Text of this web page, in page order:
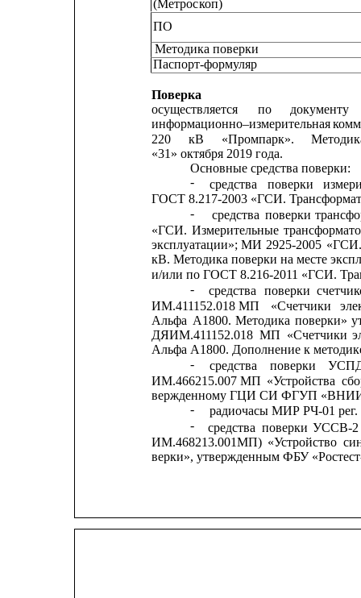
(Метроскоп)
ПО
Методика поверки
Паспорт-формуляр
Поверка
осуществляется
по
документу
информационно–измерительная
220
кВ «Промпарк».
«31» октября 2019 года.
Основные средства поверки:
-
средства поверки
ГОСТ 8.217-2003 «ГСИ.
-
средства поверки
«ГСИ. Измерительные
эксплуатации»; МИ 2925-2005
кВ. Методика поверки на месте
и/или по ГОСТ 8.216-2011 «ГСИ.
-
средства поверки
ИМ.411152.018 МП
«Счетчики
Альфа А1800. Методика поверки»
ДЯИМ.411152.018 МП «Счетчики
Альфа А1800. Дополнение к
-
средства поверки
ИМ.466215.007 МП «Устройства
вержденному ГЦИ СИ ФГУП
-
радиочасы МИР РЧ-01
-
средства поверки УССВ-2
ИМ.468213.001МП) «Устройство
верки», утвержденным ФБУ